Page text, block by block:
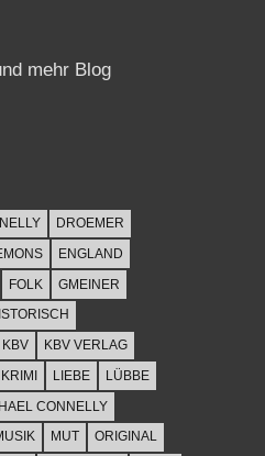
mehr Blog
DROEMER
ENGLAND
FOLK
GMEINER
KBV
KBV VERLAG
KRIMI LIEBE
LÜBBE
CONNELLY
MUT ORIGINAL